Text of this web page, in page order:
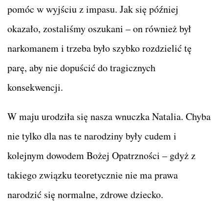
pomóc w wyjściu z impasu. Jak się później
okazało, zostaliśmy oszukani – on również był
narkomanem i trzeba było szybko rozdzielić tę
parę, aby nie dopuścić do tragicznych
konsekwencji.
W maju urodziła się nasza wnuczka Natalia. Chyba
nie tylko dla nas te narodziny były cudem i
kolejnym dowodem Bożej Opatrzności – gdyż z
takiego związku teoretycznie nie ma prawa
narodzić się normalne, zdrowe dziecko.